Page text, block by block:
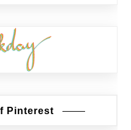
Pinterest